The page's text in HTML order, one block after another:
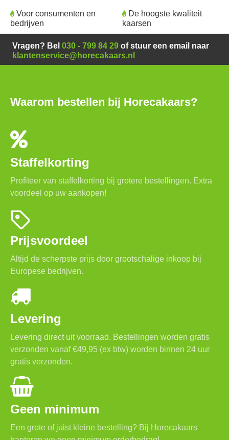
Voor consumenten en
bedrijven
De hoogste kwaliteit
kaarsen
Vragen? Bel 030 - 799 84 29 of stuur een email naar
klantenservice@horecakaars.nl
Waarom bestellen bij Horecakaars?
Staffelkorting
Profiteer van staffelkorting bij grotere bestellingen. Extra
voordeel op uw aankopen!
Prijsvoordeel
Altijd de scherpste prijs door grootschalige inkoop bij
Europese bedrijven.
Levering
Levering direct uit voorraad. Bestellingen worden gratis
verzonden vanaf €49,95 (ex btw) worden binnen 24 uur
gratis verzonden.
Geen minimum
Een grote of juist kleine bestelling? Bij Horecakaars